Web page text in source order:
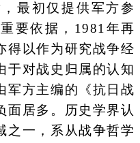
最初仅提供军方参
要依据，1981年再
得以作为研究战争经
于对战史归属的认知
军方主编的《抗日战
面居多。历史学界认
之一，系从战争哲学